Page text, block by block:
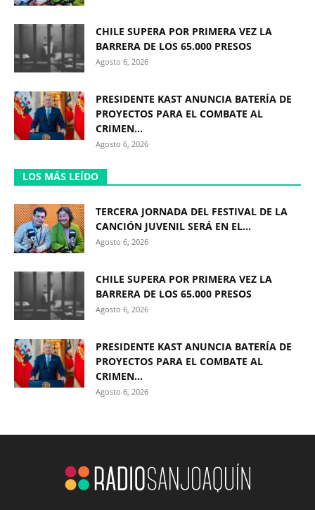
CHILE SUPERA POR PRIMERA VEZ LA
BARRERA DE LOS 65.000 PRESOS
Agosto 6, 2026
PRESIDENTE KAST ANUNCIA BATERÍA DE
PROYECTOS PARA EL COMBATE AL
CRIMEN...
Agosto 6, 2026
LOS MÁS LEÍDO
TERCERA JORNADA DEL FESTIVAL DE LA
CANCIÓN JUVENIL SERÁ EN EL...
Agosto 6, 2026
CHILE SUPERA POR PRIMERA VEZ LA
BARRERA DE LOS 65.000 PRESOS
Agosto 6, 2026
PRESIDENTE KAST ANUNCIA BATERÍA DE
PROYECTOS PARA EL COMBATE AL
CRIMEN...
Agosto 6, 2026